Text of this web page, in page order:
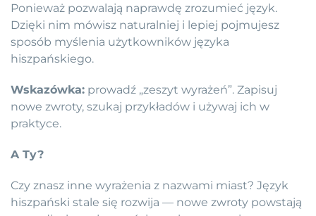
Ponieważ pozwalają naprawdę zrozumieć język.
Dzięki nim mówisz naturalniej i lepiej pojmujesz
sposób myślenia użytkowników języka
hiszpańskiego.
Wskazówka: prowadź „zeszyt wyrażeń”. Zapisuj
nowe zwroty, szukaj przykładów i używaj ich w
praktyce.
A Ty?
Czy znasz inne wyrażenia z nazwami miast? Język
hiszpański stale się rozwija — nowe zwroty powstają